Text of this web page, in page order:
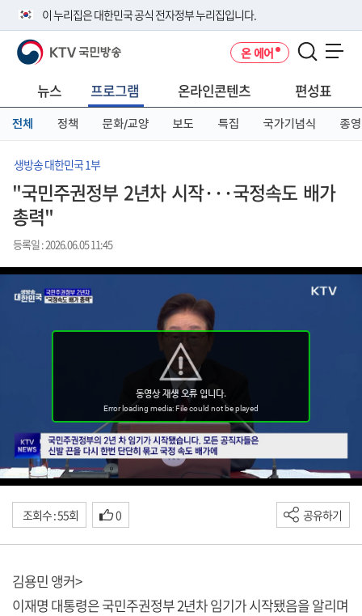
이 누리집은 대한민국 공식 전자정부 누리집입니다.
공식 누리집 주소 확인하기
니다.
이밖에 or.kr 또는 .kr등 다른 도메인 주소를 사용하고 있다면 아래 URL에
서 도메인 주소를 확인해 보세요
KTV 국민방송 온 에어
뉴스 프로그램 온라인콘텐츠 편성표
전체 정책 문화/교양 보도 특집 국가기념식 종영
생방송 대한민국 1부
"국민주권정부 2년차 시작···국정속도 배가
총력"
등록일 : 2026.06.05 11:45
조회수 : 55회 0 공유하기
김용민 앵커>
이재명 대통령은 국민주권정부 2년차 임기가 시작됐음을 알리며